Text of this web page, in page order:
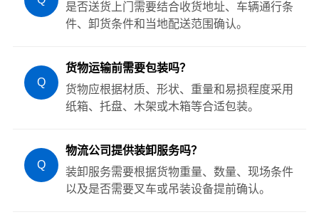
是否送货上门需要结合收货地址、车辆通行条
件、卸货条件和当地配送范围确认。
Q
货物运输前需要包装吗？
货物应根据材质、形状、重量和易损程度采用
纸箱、托盘、木架或木箱等合适包装。
Q
物流公司提供装卸服务吗？
装卸服务需要根据货物重量、数量、现场条件
以及是否需要叉车或吊装设备提前确认。